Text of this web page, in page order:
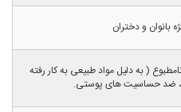
بانوان و دختران
( به دلیل مواد طبیعی به کار رفته
ضد حساسیت های پوستی.